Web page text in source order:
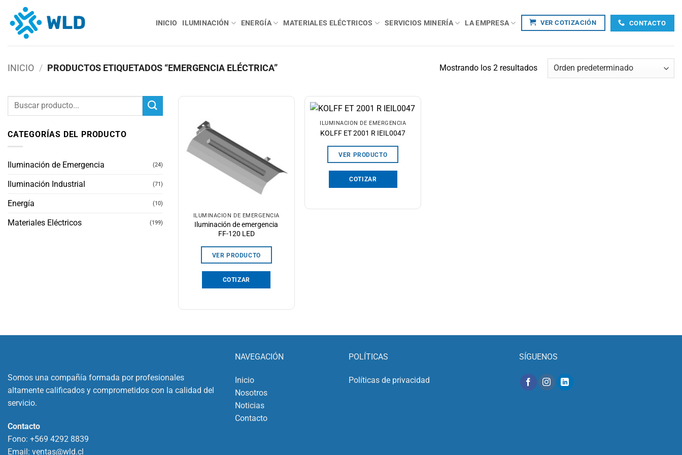
contenido
INICIO ILUMINACIÓN ENERGÍA MATERIALES ELÉCTRICOS SERVICIOS MINERÍA LA EMPRESA VER COTIZACIÓN CONTACTO
INICIO / PRODUCTOS ETIQUETADOS “EMERGENCIA ELÉCTRICA” Mostrando los 2 resultados
Buscar
CATEGORÍAS DEL PRODUCTO
Iluminación de Emergencia (24)
Iluminación Industrial (71)
Energía (10)
Materiales Eléctricos (199)
ILUMINACIÓN DE EMERGENCIA
Iluminación de emergencia
FF-120 LED
VER PRODUCTO
COTIZAR
ILUMINACIÓN DE EMERGENCIA
KOLFF ET 2001 R IEIL0047
VER PRODUCTO
COTIZAR
Somos una compañía formada por profesionales
altamente calificados y comprometidos con la calidad del
servicio.
Contacto
Fono: +569 4292 8839
Email: ventas@wld.cl
NAVEGACIÓN
Inicio
Nosotros
Noticias
Contacto
POLÍTICAS
Políticas de privacidad
SÍGUENOS